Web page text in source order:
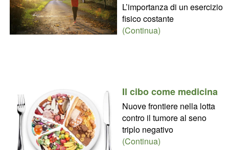
L’importanza di un esercizio
fisico costante
(Continua)
Il cibo come medicina
Nuove frontiere nella lotta
contro il tumore al seno
triplo negativo
(Continua)